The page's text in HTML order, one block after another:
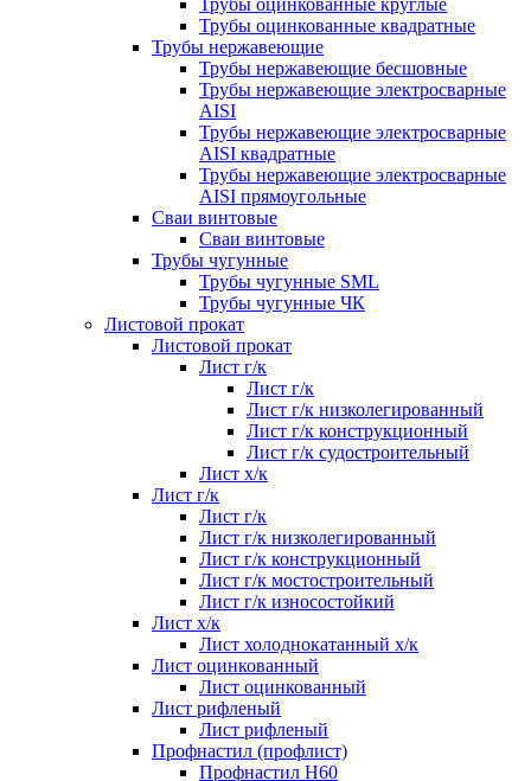
Трубы оцинкованные квадратные
Трубы нержавеющие
Трубы нержавеющие бесшовные
Трубы нержавеющие электросварные
AISI
Трубы нержавеющие электросварные
AISI квадратные
Трубы нержавеющие электросварные
AISI прямоугольные
Сваи винтовые
Сваи винтовые
Трубы чугунные
Трубы чугунные SML
Трубы чугунные ЧК
Листовой прокат
Листовой прокат
Лист г/к
Лист г/к
Лист г/к низколегированный
Лист г/к конструкционный
Лист г/к судостроительный
Лист х/к
Лист г/к
Лист г/к
Лист г/к низколегированный
Лист г/к конструкционный
Лист г/к мостостроительный
Лист г/к износостойкий
Лист х/к
Лист холоднокатанный х/к
Лист оцинкованный
Лист оцинкованный
Лист рифленый
Лист рифленый
Профнастил (профлист)
Профнастил Н60